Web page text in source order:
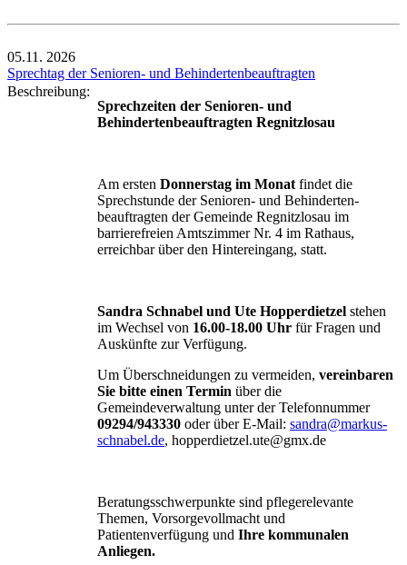
05.11. 2026
Sprechtag der Senioren- und Behindertenbeauftragten
Beschreibung:
Sprechzeiten der Senioren- und
Behindertenbeauftragten Regnitzlosau
Am ersten Donnerstag im Monat findet die
Sprechstunde der Senioren- und Behinderten-
beauftragten der Gemeinde Regnitzlosau im
barrierefreien Amtszimmer Nr. 4 im Rathaus,
erreichbar über den Hintereingang, statt.
Sandra Schnabel und Ute Hopperdietzel stehen
im Wechsel von 16.00-18.00 Uhr für Fragen und
Auskünfte zur Verfügung.
Um Überschneidungen zu vermeiden, vereinbaren
Sie bitte einen Termin über die
Gemeindeverwaltung unter der Telefonnummer
09294/943330 oder über E-Mail: sandra@markus-
schnabel.de, hopperdietzel.ute@gmx.de
Beratungsschwerpunkte sind pflegerelevante
Themen, Vorsorgevollmacht und
Patientenverfügung und Ihre kommunalen
Anliegen.